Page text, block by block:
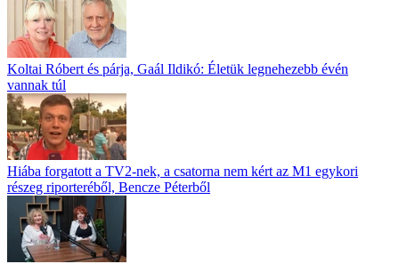
Koltai Róbert és párja, Gaál Ildikó: Életük legnehezebb évén
vannak túl
Hiába forgatott a TV2-nek, a csatorna nem kért az M1 egykori
részeg riporteréből, Bencze Péterből